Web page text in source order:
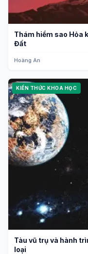
Thám hiểm sao Hỏa
Đất
Hoàng An
KIẾN THỨC KHOA HỌC
Tàu vũ trụ và hành
loại